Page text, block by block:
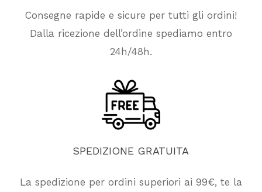
Consegne rapide e sicure per tutti gli ordini!
Dalla ricezione dell’ordine spediamo entro
24h/48h.
SPEDIZIONE GRATUITA
La spedizione per ordini superiori ai 99€, te la